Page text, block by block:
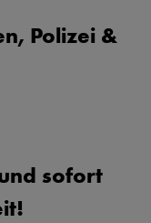
Polizei &
sofort